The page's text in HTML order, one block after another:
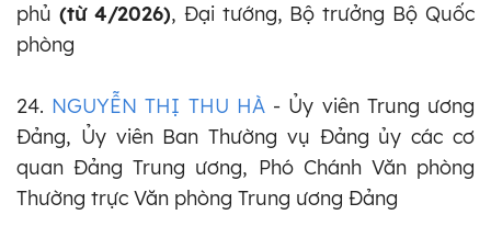
phủ (từ 4/2026), Đại tướng, Bộ trưởng Bộ Quốc
phòng
24. NGUYỄN THỊ THU HÀ- Ủy viên Trung ương
Đảng, Ủy viên Ban Thường vụ Đảng ủy các cơ
quan Đảng Trung ương, Phó Chánh Văn phòng
Thường trực Văn phòng Trung ương Đảng